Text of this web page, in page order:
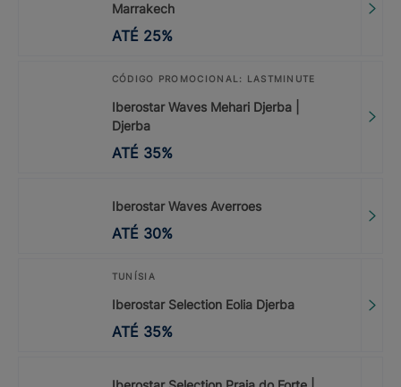
Marrakech
ATÉ 25%
CÓDIGO PROMOCIONAL: LASTMINUTE
Iberostar Waves Mehari Djerba |
Djerba
ATÉ 35%
Iberostar Waves Averroes
ATÉ 30%
TUNÍSIA
Iberostar Selection Eolia Djerba
ATÉ 35%